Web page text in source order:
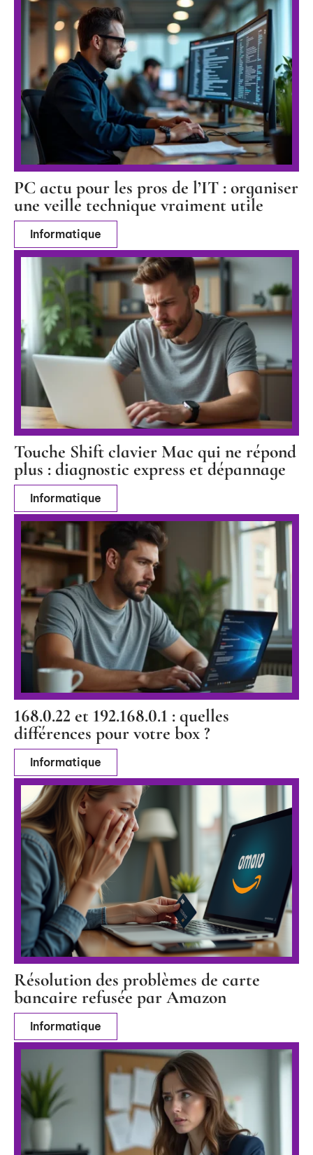
PC actu pour les pros de l’IT : organiser
une veille technique vraiment utile
Informatique
Touche Shift clavier Mac qui ne répond
plus : diagnostic express et dépannage
Informatique
168.0.22 et 192.168.0.1 : quelles
différences pour votre box ?
Informatique
Résolution des problèmes de carte
bancaire refusée par Amazon
Informatique